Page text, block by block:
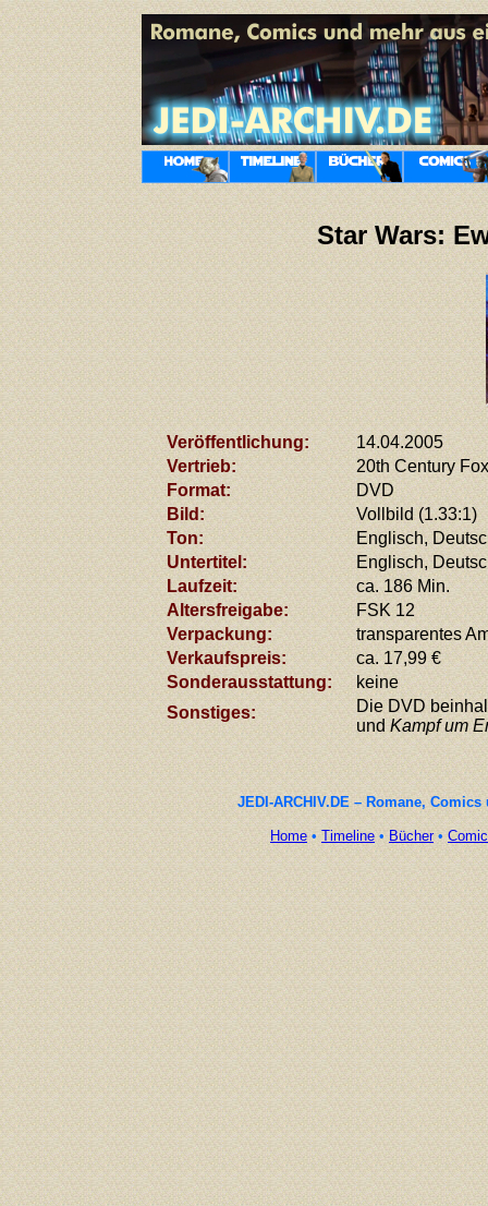
Star Wars:
Veröffentlichung:
14.04.2005
Vertrieb:
20th Century
Format:
DVD
Bild:
Vollbild (1.33:1)
Ton:
Englisch,
Untertitel :
Englisch,
Laufzeit:
ca. 186 Min.
Altersfreigabe:
FSK 12
Verpackung:
transparentes
Verkaufspreis:
ca. 17,99 €
Sonderausstattung:
keine
Sonstiges:
Die DVD
undKampf um
JEDI-ARCHIV.DE – Romane,
Home • Timeline• Bücher•